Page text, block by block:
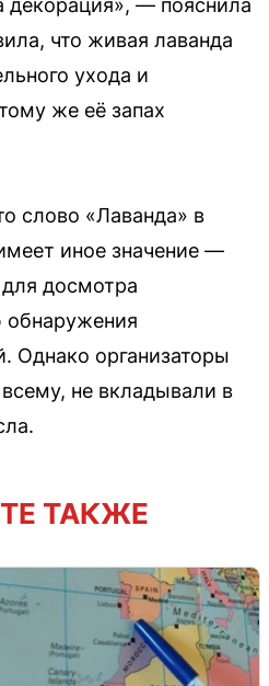
декорация», — пояснила
что живая лаванда
ухода и
же её запах
слово «Лаванда» в
иное значение —
досмотра
обнаружения
организаторы
не вкладывали в
ТАКЖЕ